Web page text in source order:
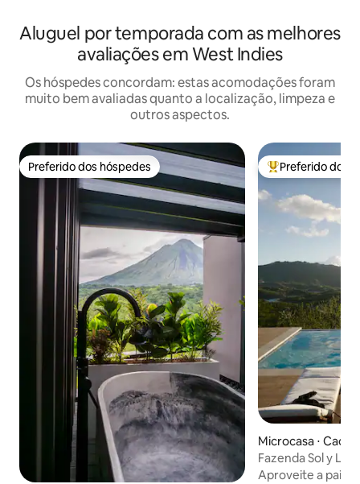
Aluguel por temporada com as melhores
avaliações em West Indies
Os hóspedes concordam: estas acomodações foram
muito bem avaliadas quanto a localização, limpeza e
outros aspectos.
Preferido dos hóspedes
Preferido dos hóspedes Entre os
Preferido dos
Microcasa ⋅
Fazenda Sol y
Aproveite a